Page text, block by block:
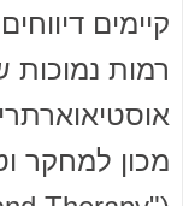
קיימים
מכון למחקר